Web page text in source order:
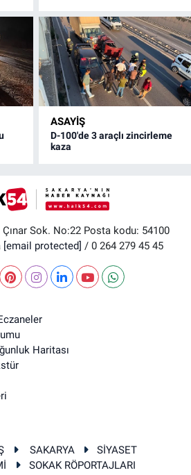
ASAYİŞ
D-100'de 3 araçlı zincirleme
kaza
Sok. No:22 Posta kodu: 54100
[email protected] / 0 264 279 45 45
Haritası
SAKARYA
SİYASET
SOKAK RÖPORTAJLARI